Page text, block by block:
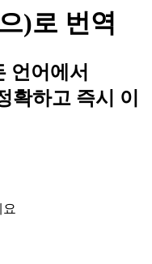
)로 번역
언어에서
확하고 즉시 이